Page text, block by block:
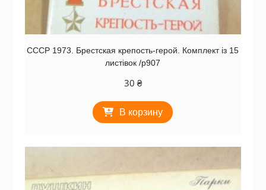
СССР 1973. Брестская крепость-герой. Комплект із 15
листівок /р907
30 ₴
В корзину